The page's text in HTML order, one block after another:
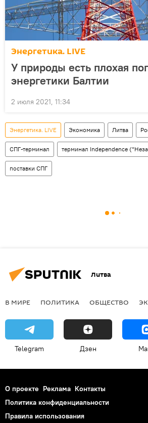
Энергетика. LIVE
У природы есть плохая
энергетики Балтии
2 июля 2021, 11:34
Энергетика. LIVE Экономика Литва
СПГ-терминал терминал Independence
поставки СПГ
Литва
В МИРЕ ПОЛИТИКА ОБЩЕСТВО
Telegram Дзен
О проекте Реклама Контакты
Политика конфиденциальности
Правила использования